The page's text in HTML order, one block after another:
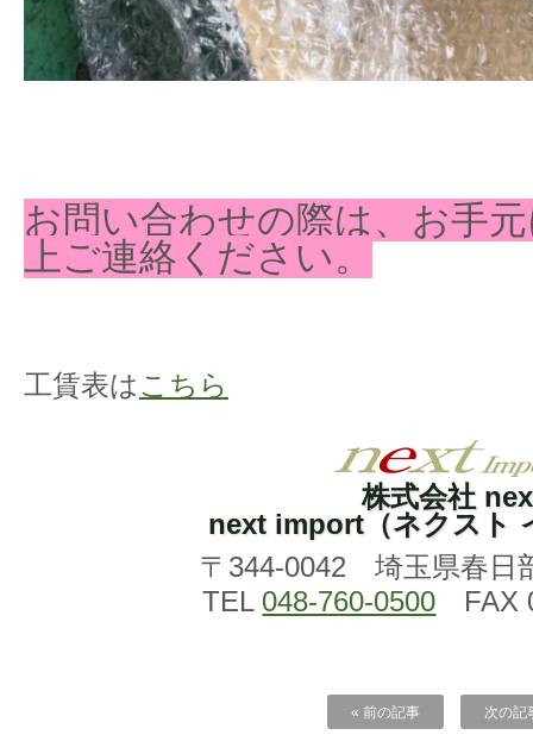
お問い合わせの際は、お手
上ご連絡ください。
工賃表は こちら
株式会社
next import（ネクスト
〒344-0042 埼玉県春日
TEL 048-760-0500 FAX
« 前の記事 次の記